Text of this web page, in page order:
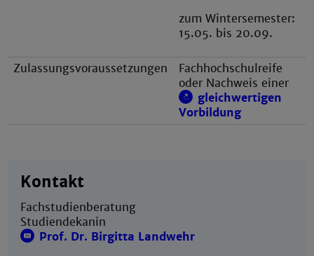
zum Wintersemester:
15.05. bis 20.09.
Zulassungsvoraussetzungen
Fachhochschulreife
oder Nachweis einer
gleichwertigen
Vorbildung
Kontakt
Fachstudienberatung
Studiendekanin
Prof. Dr. Birgitta Landwehr